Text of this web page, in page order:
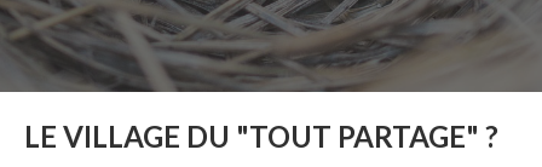
LE VILLAGE DU "TOUT PARTAGE" ?